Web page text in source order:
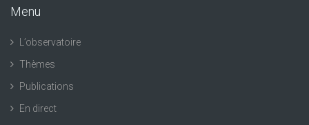
Menu
L’observatoire
Thèmes
Publications
En direct